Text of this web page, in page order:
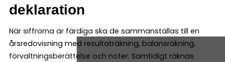
deklaration
När siffrorna är färdiga ska de sammanställas till en
årsredovisning med resultaträkning, balansräkning,
förvaltningsberättelse och noter. Samtidigt räknas